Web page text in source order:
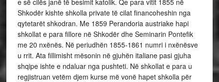
e së cilës janë të besimit katolik. Qe para vitit 1855 në
Shkodër kishte shkolla private të cilat financoheshin nga
qytetarët shkodran. Me 1859 Perandoria austriake hapi
shkollat e para fillore në Shkodër dhe Seminarin Pontefik
me 20 nxënës. Në periudhën 1855-1861 numri i nxënësve
u rrit. Ata fillimisht mësonin në gjuhën italiane pasi gjuha
shqipe ishte e ndaluar nga pushteti. Në shkollat e para u
regjistruan vetëm djem kurse më vonë hapet shkolla për